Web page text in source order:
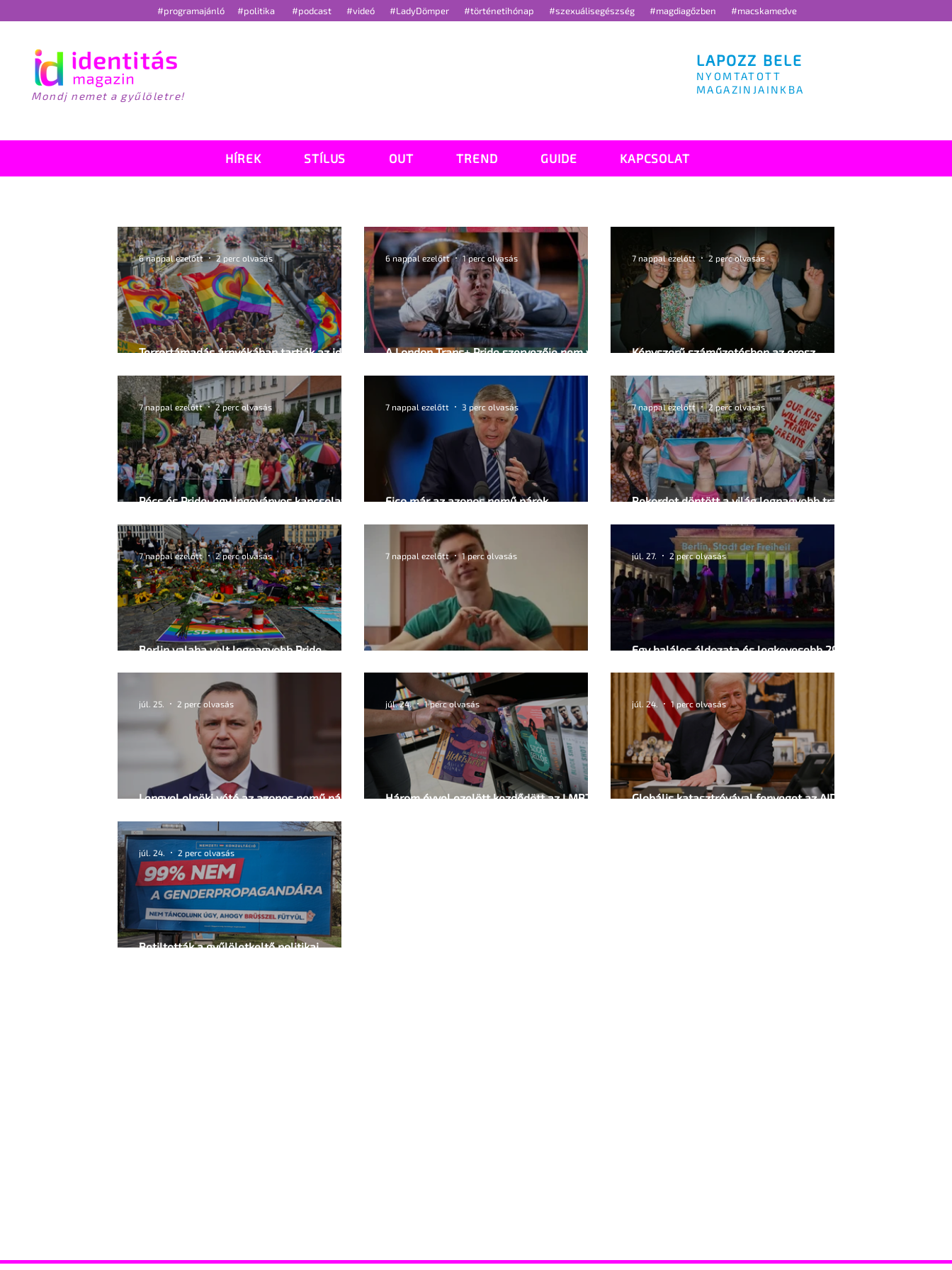
#programajánló #politika #podcast #videó #LadyDömper #történetihónap #szexuálisegészség #magdiagőzben #macskamedve
Mondj nemet a gyűlöletre!
LAPOZZ BELE
NYOMTATOTT
MAGAZINJAINKBA
HÍREK STÍLUS OUT TREND GUIDE KAPCSOLAT
Terrortámadás árnyékában tartják az idei
6 nappal ezelőtt 2 perc olvasás
A London Trans+ Pride szervezője nem volt
eseményt- a BBC ezért törölte vele az
interjút
6 nappal ezelőtt 1 perc olvasás
Kényszerű száműzetésben az orosz
7 nappal ezelőtt 2 perc olvasás
Pécs és Pride: egy ingoványos kapcsolat
7 nappal ezelőtt 2 perc olvasás
Fico már az azonos nemű párok
7 nappal ezelőtt 3 perc olvasás
Rekordot döntött a világ legnagyobb transz
7 nappal ezelőtt 2 perc olvasás
Berlin valaha volt legnagyobb Pride-
7 nappal ezelőtt 2 perc olvasás 7 nappal ezelőtt 1 perc olvasás
Egy halálos áldozata és legkevesebb 29
támadásnak
júl. 27. 2 perc olvasás
Lengyel elnöki vétó az azonos nemű párok
júl. 25. 2 perc olvasás
Három évvel ezelött kezdődött az LMBTQ+
júl. 24. 1 perc olvasás
Globális katasztróvával fenyeget az AIDS-
júl. 24. 1 perc olvasás
Betiltották a gyűlöletkeltő politikai
júl. 24. 2 perc olvasás